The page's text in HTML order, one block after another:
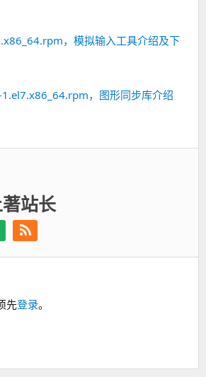
，模拟输入工具介绍及下
，图形同步库介绍
站长
先登录。